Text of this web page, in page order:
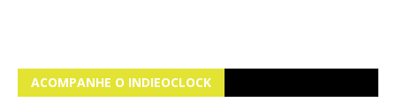
ACOMPANHE O INDIEOCLOCK